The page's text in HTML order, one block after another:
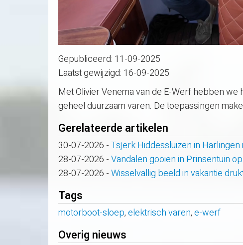
Gepubliceerd: 11-09-2025
Laatst gewijzigd: 16-09-2025
Met Olivier Venema van de E-Werf hebben
geheel duurzaam varen. De toepassingen
Gerelateerde artikelen
30-07-2026 -Tsjerk Hiddessluizen in
28-07-2026 -Vandalen gooien in Prinsentuin
28-07-2026 -Wisselvallig beeld in vakantie
Tags
motorboot-sloep,elektrisch varen,e-werf
Overig nieuws